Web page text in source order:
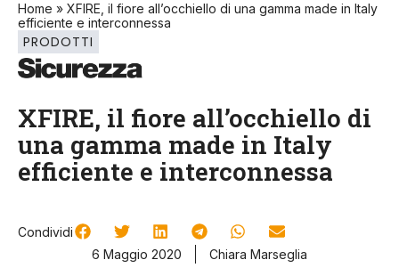
Home » XFIRE, il fiore all’occhiello di una gamma made in Italy
efficiente e interconnessa
PRODOTTI
XFIRE, il fiore all’occhiello di
una gamma made in Italy
efficiente e interconnessa
Condividi
6 Maggio 2020
Chiara Marseglia